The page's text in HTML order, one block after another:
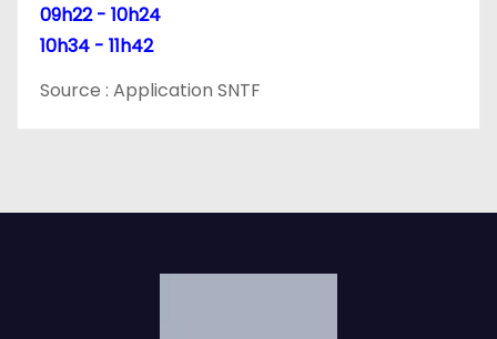
09h22 - 10h24
10h34 - 11h42
Source : Application SNTF